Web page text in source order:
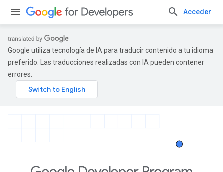
Acceder
Google utiliza tecnología de IA para traducir contenido a tu idioma
preferido. Las traducciones realizadas con IA pueden contener
errores.